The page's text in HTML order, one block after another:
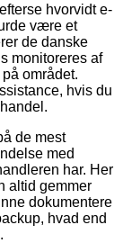
hvorvidt e-
være et
de danske
monitoreres af
området.
hvis du
de mest
med
har. Her
altid gemmer
dokumentere
hvad end